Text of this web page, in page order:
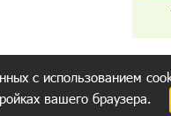
с использованием
вашего браузера.